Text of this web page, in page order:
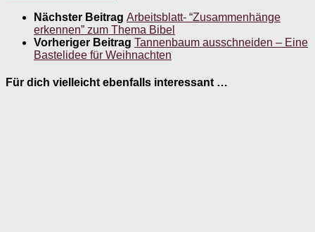
Nächster Beitrag Arbeitsblatt- “Zusammenhänge
erkennen” zum Thema Bibel
Vorheriger Beitrag Tannenbaum ausschneiden – Eine
Bastelidee für Weihnachten
Für dich vielleicht ebenfalls interessant …